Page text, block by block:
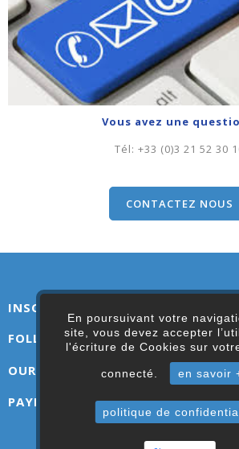
En poursuivant votre
site, vous devez accepter
l'écriture de Cookies sur
connecté. en savoir
politique de
Vous avez une
Tél: +33 (0)3 21 52 30
CONTACTEZ NOUS
INSCRIVEZ-VOUS ICI
FOLLOW US
OUR LINKS
PAYMENT OPTIONS